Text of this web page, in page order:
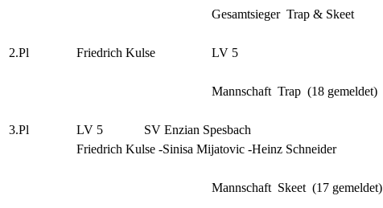
Gesamtsieger Trap & Skeet
2.Pl Friedrich Kulse LV 5
Mannschaft Trap (18 gemeldet)
3.Pl LV 5 SV Enzian Spesbach
Friedrich Kulse -Sinisa Mijatovic -Heinz Schneider
Mannschaft Skeet (17 gemeldet)